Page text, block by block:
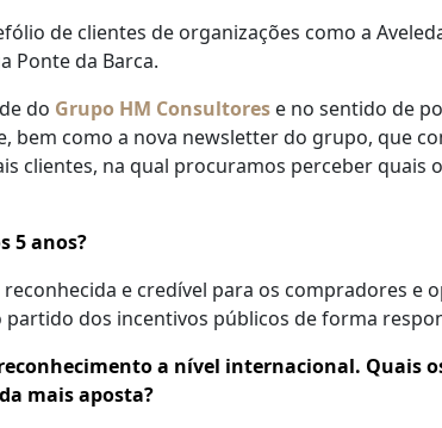
de clientes de organizações como a
Ponte da Barca.
do Grupo HM Consultores e no sentido de
bem como a nova newsletter do grupo, que
clientes, na qual procuramos perceber quais
5 anos?
e credível para os compradores e
dos incentivos públicos de forma
a nível internacional. Quais
mais aposta?